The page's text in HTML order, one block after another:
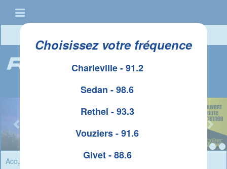
Choisissez votre fréquence
Charleville - 91.2
Sedan - 98.6
Rethel - 93.3
Vouziers - 91.6
Givet - 88.6
Accueil » Balance